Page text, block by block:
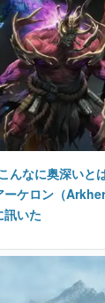
んなに奥深いと
ーケロン（
訊いた